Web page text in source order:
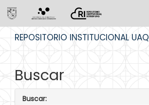
REPOSITORIO INSTITUCIONAL UAQ
Buscar
Buscar: